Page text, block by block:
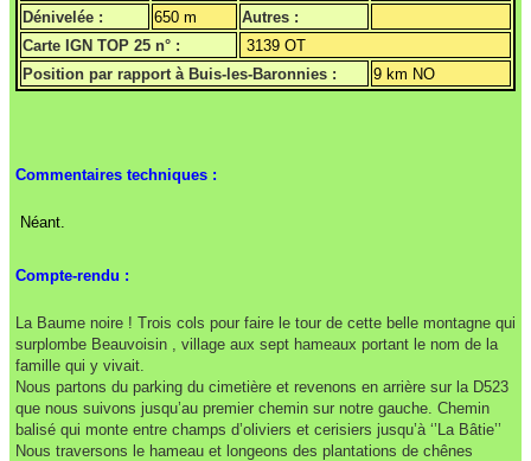
Dénivelée :
650 m
Autres :
Carte IGN TOP 25 n° :
3139 OT
Position par rapport à Buis-les-Baronnies :
9 km NO
Commentaires techniques :
Néant.
Compte-rendu :
La Baume noire ! Trois cols pour faire le tour de cette belle montagne qui
surplombe Beauvoisin , village aux sept hameaux portant le nom de la
famille qui y vivait.
Nous partons du parking du cimetière et revenons en arrière sur la D523
que nous suivons jusqu’au premier chemin sur notre gauche. Chemin
balisé qui monte entre champs d’oliviers et cerisiers jusqu’à ‘’La Bâtie’’
Nous traversons le hameau et longeons des plantations de chênes